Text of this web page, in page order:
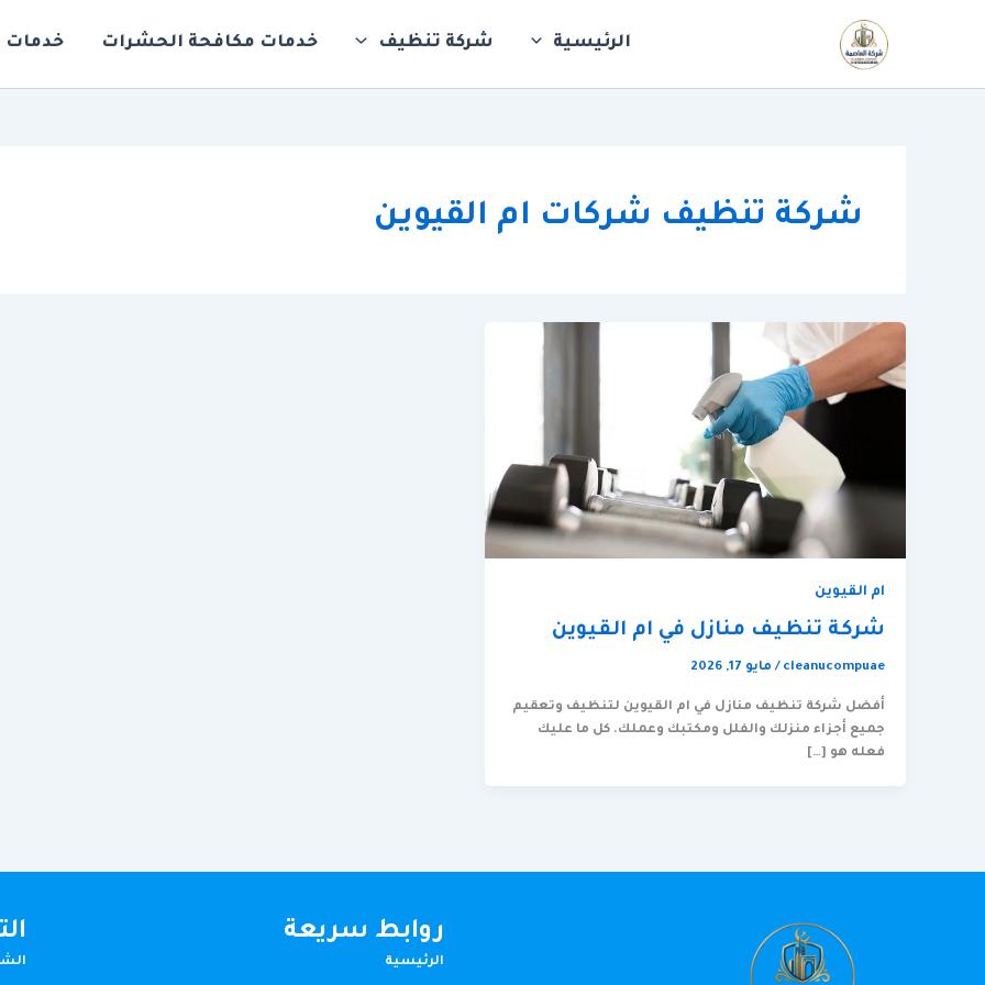
الرئيسية شركة تنظيف خدمات مكافحة الحشرات خدمات
شركة تنظيف شركات ام القيوين
ام القيوين
شركة تنظيف منازل في ام القيوين
cleanucompuae
/ مايو 17, 2026
أفضل شركة تنظيف منازل في ام القيوين لتنظيف وتعقيم
جميع أجزاء منزلك والفلل ومكتبك وعملك. كل ما عليك
فعله هو […]
روابط سريعة
الرئيسية